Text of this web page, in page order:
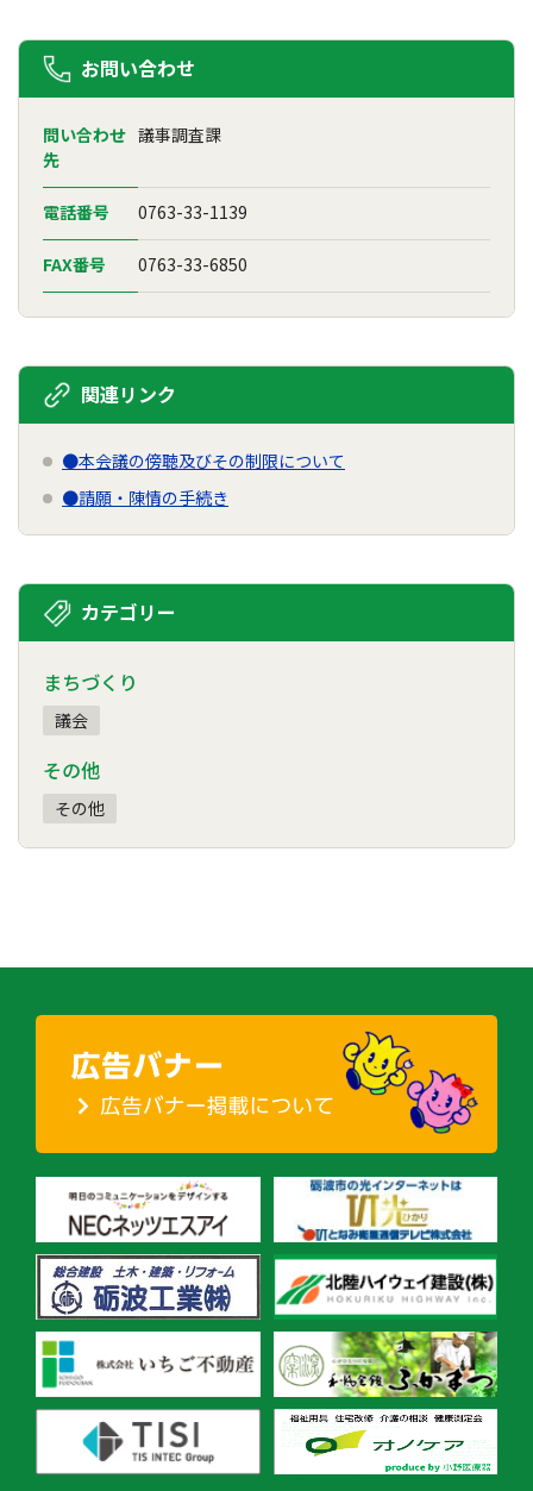
お問い合わせ
問い合わせ
先
議事調査課
電話番号 0763-33-1139
FAX番号 0763-33-6850
関連リンク
●本会議の傍聴及びその制限について
●請願・陳情の手続き
カテゴリー
まちづくり
議会
その他
その他